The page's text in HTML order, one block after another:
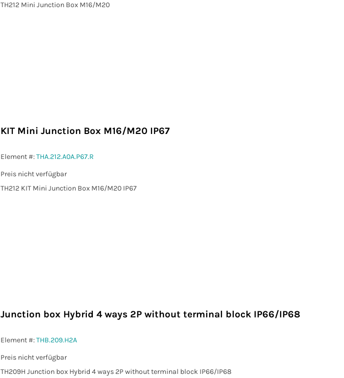
TH212 Mini Junction Box M16/M20
KIT Mini Junction Box M16/M20 IP67
Element #:THA.212.A0A.P67.R
Preis nicht verfügbar
TH212 KIT Mini Junction Box M16/M20 IP67
Junction box Hybrid 4 ways 2P without terminal block IP66/IP68
Element #:THB.209.H2A
Preis nicht verfügbar
TH209H Junction box Hybrid 4 ways 2P without terminal block IP66/IP68